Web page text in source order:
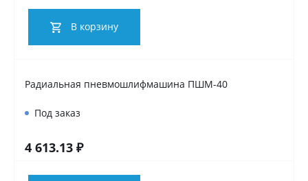
В корзину
Радиальная пневмошлифмашина ПШМ-40
Под заказ
4 613.13 ₽